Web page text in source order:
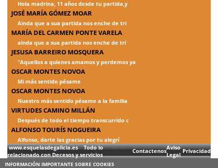
Hola madrina, 11 años desde tu partida,y
JOSÉ MARÍA GÓMEZ MOAR
Ainda que a sua partida nos enche de tri
MARÍA DEL CARMEN PONTE VARELA
ainda que a sua partida nos enche de tri
JESUSA BARREIRO MOSQUERA
"Aquellos a quienes amamos y perdemos ya
OSCAR MONTES NOVOA
Mi más sentido pésame
OSCAR MONTES NOVOA
Nuestro más sentido pésame a la familia
VIRTUDES CAMINO MILLÁN
Después de todo el tiempo transcurrido c
ALFONSO TOURÍS NOGUEIRA
Alfonso, darte las gracias por tu alegrí
www.esquelasdegalicia.es Todo lo
relacionado con Decesos y servicios
ContactenosAviso
Legal
Privacidad
INFORMACIÓN IMPORTANTE SOBRE COOKIES